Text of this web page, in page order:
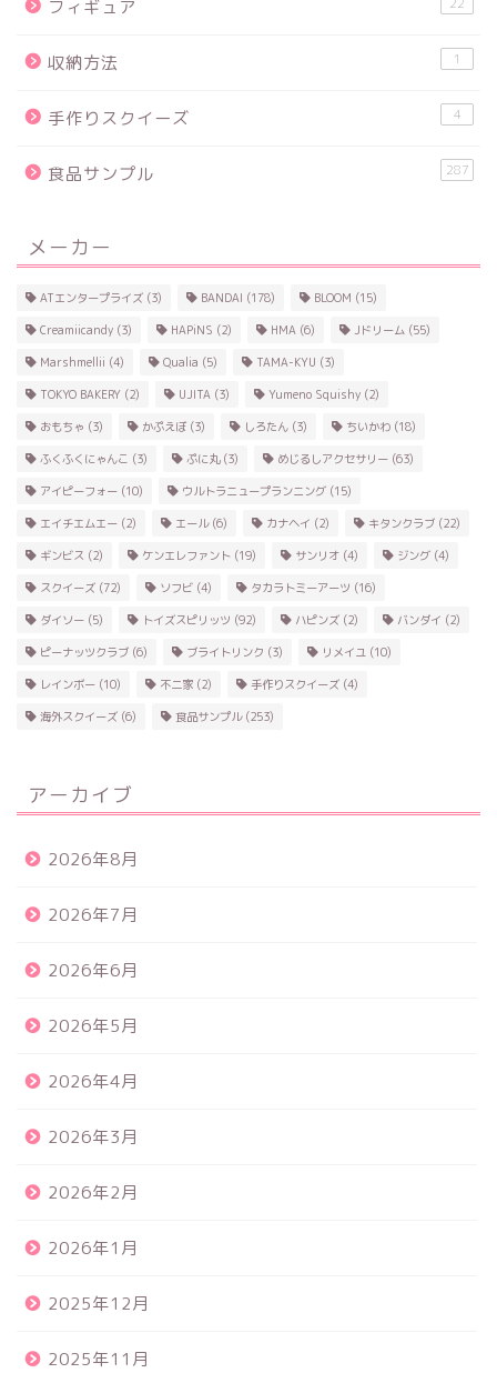
フィギュア 22
収納方法 1
手作りスクイーズ 4
食品サンプル 287
メーカー
ATエンタープライズ (3) BANDAI (178) BLOOM (15)
Creamiicandy (3) HAPiNS (2) HMA (6) Jドリーム (55)
Marshmellii (4) Qualia (5) TAMA-KYU (3)
TOKYO BAKERY (2) UJITA (3) Yumeno Squishy (2)
おもちゃ (3) かぷえぼ (3) しろたん (3) ちいかわ (18)
ふくふくにゃんこ (3) ぷに丸(3) めじるしアクセサリー (63)
アイピーフォー (10) ウルトラニュープランニング (15)
エイチエムエー (2) エール(6) カナヘイ (2) キタンクラブ (22)
ギンビス (2) ケンエレファント (19) サンリオ (4) ジング (4)
スクイーズ (72) ソフビ (4) タカラトミーアーツ (16)
ダイソー (5) トイズスピリッツ (92) ハピンズ (2) バンダイ (2)
ピーナッツクラブ (6) ブライトリンク (3) リメイユ (10)
レインボー (10) 不二家 (2) 手作りスクイーズ (4)
海外スクイーズ (6) 食品サンプル(253)
アーカイブ
2026年8月
2026年7月
2026年6月
2026年5月
2026年4月
2026年3月
2026年2月
2026年1月
2025年12月
2025年11月